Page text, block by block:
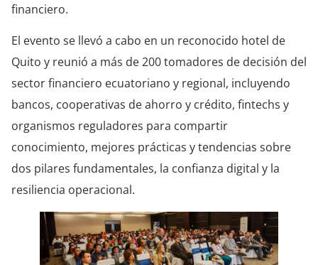
financiero.
El evento se llevó a cabo en un reconocido hotel de
Quito y reunió a más de 200 tomadores de decisión del
sector financiero ecuatoriano y regional, incluyendo
bancos, cooperativas de ahorro y crédito, fintechs y
organismos reguladores para compartir
conocimiento, mejores prácticas y tendencias sobre
dos pilares fundamentales, la confianza digital y la
resiliencia operacional.